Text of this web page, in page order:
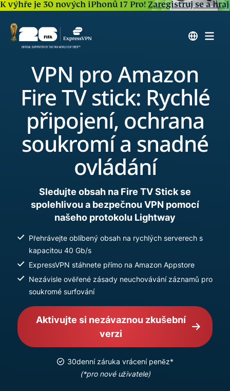
K výhře je 30 nových iPhonů 17 Pro! Zaregistruj se a hraj
VPN pro Amazon
Fire TV stick: Rychlé
připojení, ochrana
soukromí a snadné
ovládání
Sledujte obsah na Fire TV Stick se
spolehlivou a bezpečnou VPN pomocí
našeho protokolu Lightway
Přehrávejte oblíbený obsah na rychlých serverech s
kapacitou 40 Gb/s
ExpressVPN stáhnete přímo na Amazon Appstore
Nezávisle ověřené zásady neuchovávání záznamů pro
soukromé surfování
Aktivujte si nezávaznou zkušební
verzi
30denní záruka vrácení peněz*
(*pro nové uživatele)